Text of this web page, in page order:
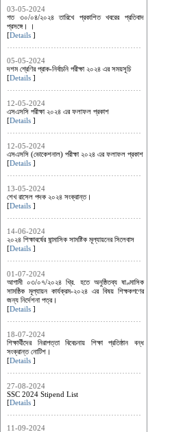
03-05-2024
গত ৩০/০৪/২০২৪ তারিখে প্রকাশিত খবরের প্রতিবাদ
প্রসঙ্গে। ।
[Details ]
05-05-2024
দশম শ্রেণির প্রাক-নির্বাচনি পরীক্ষা ২০২৪ এর সময়সূচি
[Details ]
12-05-2024
এসএসসি পরীক্ষা ২০২৪ এর ফলাফল প্রকাশ
[Details ]
12-05-2024
এসএসসি (ভোকেশনাল) পরীক্ষা ২০২৪ এর ফলাফল প্রকাশ
[Details ]
13-05-2024
শেখ রাসেল পদক ২০২৪ সংক্রান্ত।
[Details ]
14-06-2024
২০২৪ শিক্ষাবর্ষের ষান্মাসিক সামষ্টিক মূল্যায়নের সিলেবাস
[Details ]
01-07-2024
আগামী ০৩/০৭/২০২৪ খ্রি. হতে অনুষ্ঠিতব্য ষাণ্মাসিক
সামষ্ঠিক মূল্যায়ন কার্যক্রম-২০২৪ এর ‍বিষয় শিক্ষকগণের
জন্য নির্দেশনা পত্র।
[Details ]
18-07-2024
শিক্ষার্থীদের নিরাপত্তা বিবেচনায় শিক্ষা প্রতিষ্ঠান বন্ধ
সংক্রান্ত নোটিশ।
[Details ]
27-08-2024
SSC 2024 Stipend List
[Details ]
11-09-2024